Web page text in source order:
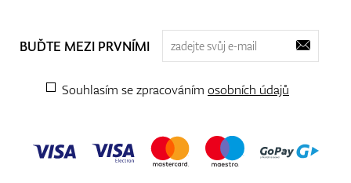
BUĎTE MEZI PRVNÍMI
Souhlasím se zpracováním osobních údajů